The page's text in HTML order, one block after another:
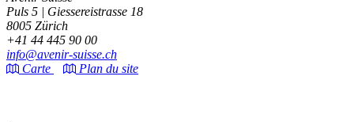
Puls 5 | Giessereistrasse 18
8005 Zürich
+41 44 445 90 00
info@avenir-suisse.ch
Carte
Plan du site